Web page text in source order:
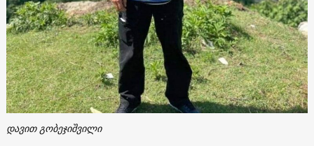
დავით გობეჯიშვილი